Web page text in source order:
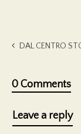
DAL CENTRO
0 Comments
Leave a reply